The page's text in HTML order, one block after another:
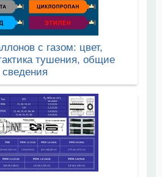
с газом: цвет,
тушения, общие
сведения